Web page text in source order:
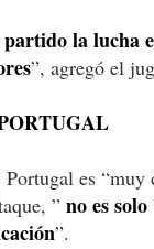
la lucha
”, agregó el
es
” no es
”.